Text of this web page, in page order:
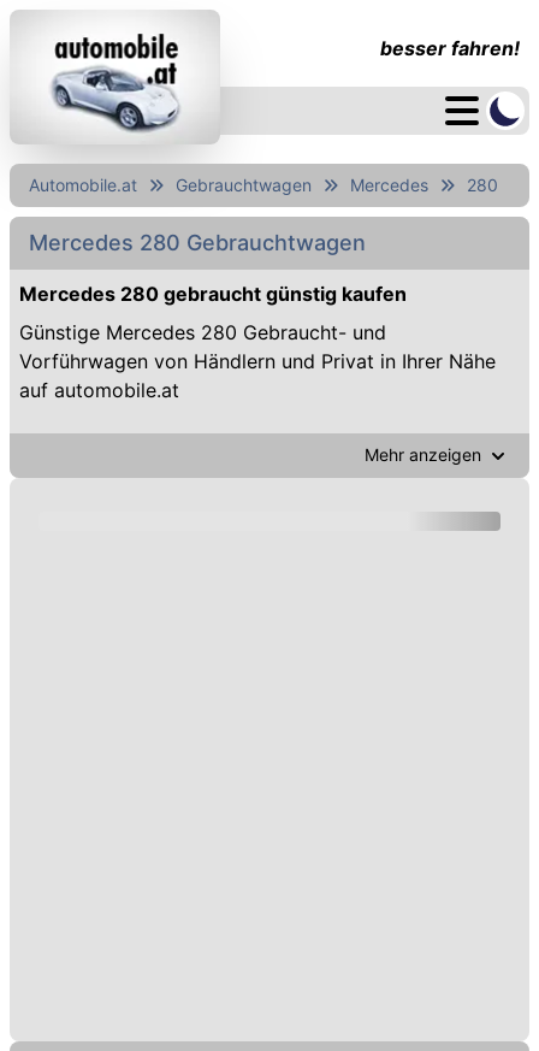
besser fahren!
Automobile.at Gebrauchtwagen Mercedes 280
Mercedes 280 Gebrauchtwagen
Mercedes 280 gebraucht günstig kaufen
Günstige Mercedes 280 Gebraucht- und
Vorführwagen von Händlern und Privat in Ihrer Nähe
auf automobile.at
Mehr anzeigen